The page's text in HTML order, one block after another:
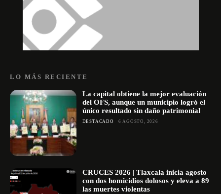
LO MÁS RECIENTE
La capital obtiene la mejor evaluación
del OFS, aunque un municipio logró el
único resultado sin daño patrimonial
DESTACADO 6 AGOSTO, 2026
CRUCES 2026 | Tlaxcala inicia agosto
con dos homicidios dolosos y eleva a 89
las muertes violentas